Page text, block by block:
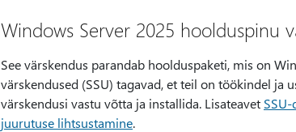
Windows Server 2025 hoolduspinu
See värskendus parandab hoolduspaketi, mis on
värskendused (SSU) tagavad, et teil on töökindel ja
värskendusi vastu võtta ja installida. Lisateavet
juurutuse lihtsustamine.